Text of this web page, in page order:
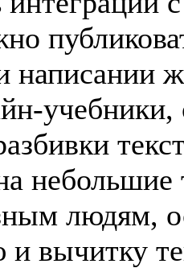
написании
учебники,
людям,
вычитку